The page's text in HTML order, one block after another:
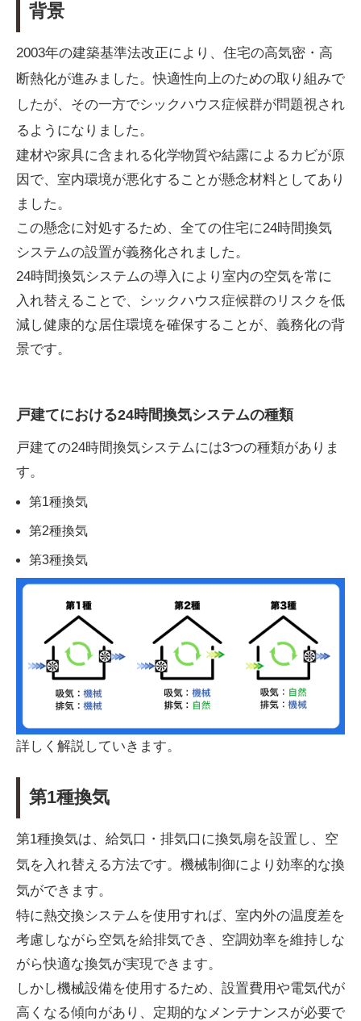
背景
2003年の建築基準法改正により、住宅の高気密・高
断熱化が進みました。快適性向上のための取り組みで
したが、その一方でシックハウス症候群が問題視され
るようになりました。
建材や家具に含まれる化学物質や結露によるカビが原
因で、室内環境が悪化することが懸念材料としてあり
ました。
この懸念に対処するため、全ての住宅に24時間換気
システムの設置が義務化されました。
24時間換気システムの導入により室内の空気を常に
入れ替えることで、シックハウス症候群のリスクを低
減し健康的な居住環境を確保することが、義務化の背
景です。
戸建てにおける24時間換気システムの種類
戸建ての24時間換気システムには3つの種類がありま
す。
第1種換気
第2種換気
第3種換気
詳しく解説していきます。
第1種換気
第1種換気は、給気口・排気口に換気扇を設置し、空
気を入れ替える方法です。機械制御により効率的な換
気ができます。
特に熱交換システムを使用すれば、室内外の温度差を
考慮しながら空気を給排気でき、空調効率を維持しな
がら快適な換気が実現できます。
しかし機械設備を使用するため、設置費用や電気代が
高くなる傾向があり、定期的なメンテナンスが必要で